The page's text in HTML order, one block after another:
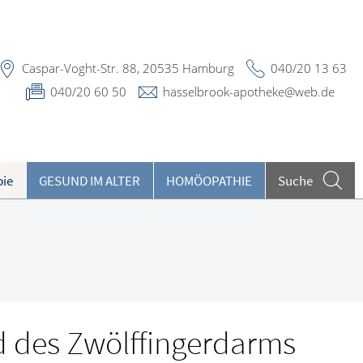
GESUND IM ALTER HOMÖOPATHIE Suche
Caspar-Voght-Str. 88, 20535 Hamburg
040/20 13 63
040/20 60 50
hasselbrook-apotheke@web.de
des Zwölffingerdarms